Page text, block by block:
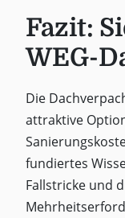
Fazit:
WEG-
Die
attraktive
fundiertes
Fallstricke und